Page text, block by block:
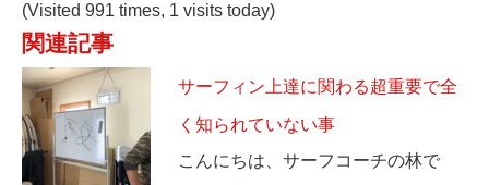
(Visited 991 times, 1 visits today)
関連記事
サーフィン上達に関わる超重要で全
く知られていない事
こんにちは、サーフコーチの林で